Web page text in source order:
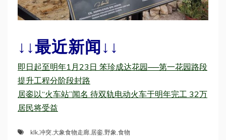
↓↓最近新闻↓↓
即日起至明年1月23日 笨珍成达花园──第一花园路段
提升工程分阶段封路
居銮以“火车站”闻名 待双轨电动火车于明年完工 32万
居民将受益
klk 冲突 大象食物走廊 居銮 野象 食物